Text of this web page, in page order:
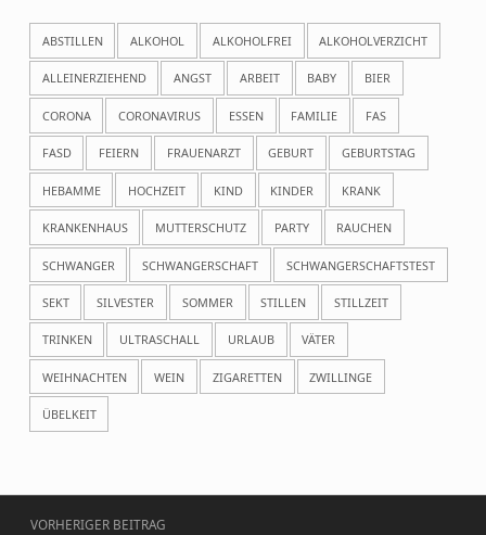
ABSTILLEN ALKOHOL ALKOHOLFREI ALKOHOLVERZICHT
ALLEINERZIEHEND ANGST ARBEIT BABY BIER
CORONA CORONAVIRUS ESSEN FAMILIE FAS
FASD FEIERN FRAUENARZT GEBURT GEBURTSTAG
HEBAMME HOCHZEIT KIND KINDER KRANK
KRANKENHAUS MUTTERSCHUTZ PARTY RAUCHEN
SCHWANGER SCHWANGERSCHAFT SCHWANGERSCHAFTSTEST
SEKT SILVESTER SOMMER STILLEN STILLZEIT
TRINKEN ULTRASCHALL URLAUB VÄTER
WEIHNACHTEN WEIN ZIGARETTEN ZWILLINGE
ÜBELKEIT
Beitragsnavigation
VORHERIGER BEITRAG